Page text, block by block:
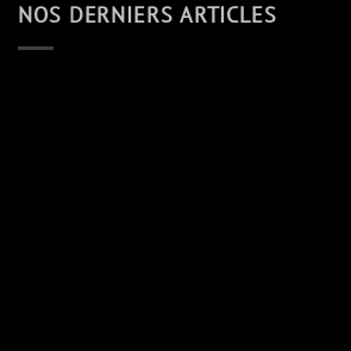
NOS DERNIERS ARTICLES